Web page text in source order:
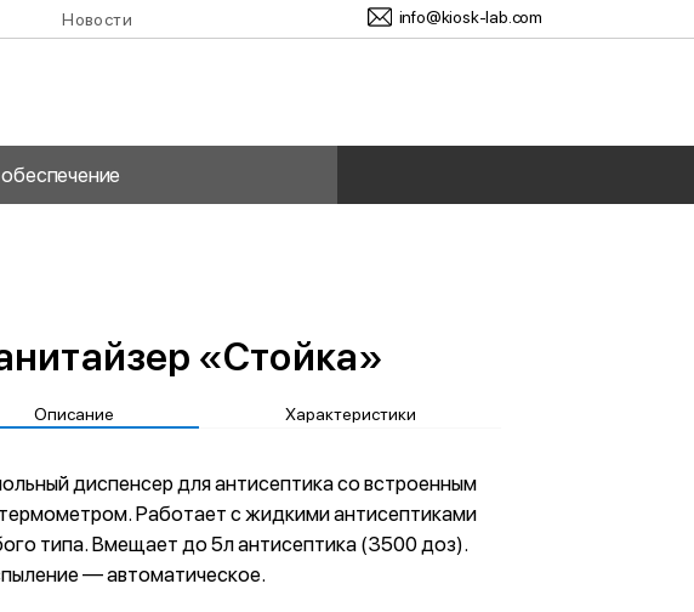
Новости info@kiosk-lab.com
«Стойка»
Описание Характеристики
диспенсер для антисептика со встроенным
Работает с жидкими антисептиками
типа. Вмещает до 5л антисептика (3500 доз).
— автоматическое.